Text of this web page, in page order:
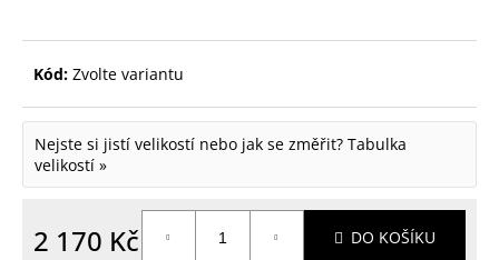
Kód: Zvolte variantu
Nejste si jistí velikostí nebo jak se změřit? Tabulka
velikostí »
2 170 Kč DO KOŠÍKU
e
m
e